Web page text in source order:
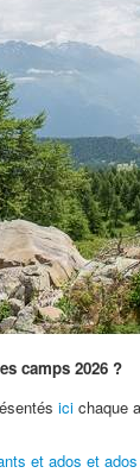
camps 2026 ?
ici chaque
et ados et ados